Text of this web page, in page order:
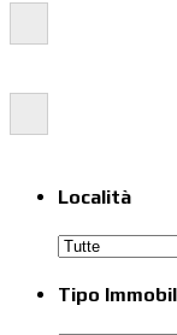
Località
Tipo